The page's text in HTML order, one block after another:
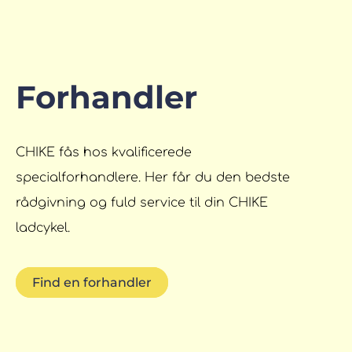
Forhandler
CHIKE fås hos kvalificerede
specialforhandlere. Her får du den bedste
rådgivning og fuld service til din CHIKE
ladcykel.
Find en forhandler